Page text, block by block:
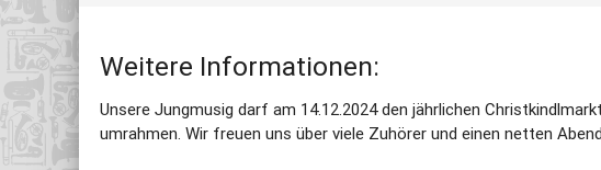
Weitere Informationen:
Unsere Jungmusig darf am 14.12.2024 den jährlichen
umrahmen. Wir freuen uns über viele Zuhörer und einen netten